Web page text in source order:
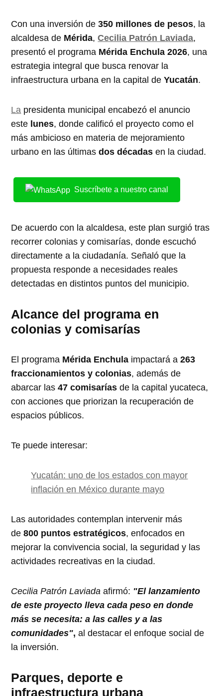
Con una inversión de350 millones de pesos, la
alcaldesa de Mérida,Cecilia Patrón Laviada,
presentó el programa Mérida Enchula 2026, una
estrategia integral que busca renovar la
infraestructura urbana en la capital deYucatán.
La presidenta municipal encabezó el anuncio
este lunes, donde calificó el proyecto como el
más ambicioso en materia de mejoramiento
urbano en las últimasdos décadas en la ciudad.
Suscríbete a nuestro canal
De acuerdo con la alcaldesa, este plan surgió tras
recorrer colonias y comisarías, donde escuchó
directamente a la ciudadanía. Señaló que la
propuesta responde a necesidades reales
detectadas en distintos puntos del municipio.
Alcance del programa en
colonias y comisarías
El programa Mérida Enchula impactará a263
fraccionamientos y colonias, además de
abarcar las47 comisarías de la capital yucateca,
con acciones que priorizan la recuperación de
espacios públicos.
Te puede interesar:
Yucatán: uno de los estados con mayor
inflación en México durante mayo
Las autoridades contemplan intervenir más
de800 puntos estratégicos, enfocados en
mejorar la convivencia social, la seguridad y las
actividades recreativas en la ciudad.
Cecilia Patrón Laviada afirmó: "El lanzamiento
de este proyecto lleva cada peso en donde
más se necesita: a las calles y a las
comunidades", al destacar el enfoque social de
la inversión.
Parques, deporte e
infraestructura urbana